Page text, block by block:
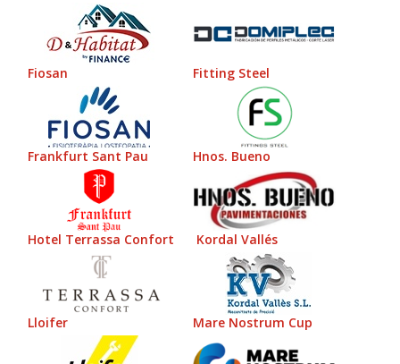
Fiosan Fitting Steel
Frankfurt Sant Pau Hnos. Bueno
Hotel Terrassa Confort Kordal Vallés
Lloifer Mare Nostrum Cup